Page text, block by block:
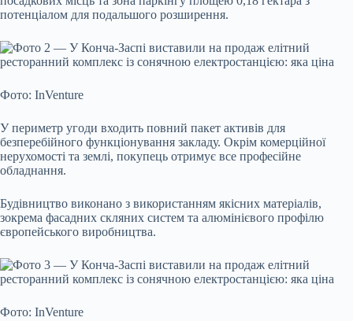
потенціалом для подальшого розширення.
Фото: InVenture
У периметр угоди входить повний пакет активів для
безперебійного функціонування закладу. Окрім комерційної
нерухомості та землі, покупець отримує все професійне
обладнання.
Будівництво виконано з використанням якісних матеріалів,
зокрема фасадних скляних систем та алюмінієвого профілю
європейського виробництва.
Фото: InVenture